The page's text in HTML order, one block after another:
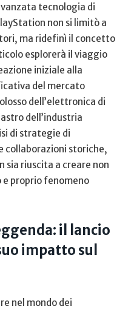
tecnologia di
non si limitò a
ma ridefinì il ⁢concetto‌
esplorerà il viaggio
iniziale ⁤alla
del mercato
dell’elettronica⁣ di
dell’industria
di⁢ strategie di
collaborazioni storiche,
sia riuscita‌ a creare ⁢non
e⁢ proprio fenomeno
il lancio
‌impatto ‌sul⁢
nel mondo ⁣dei​